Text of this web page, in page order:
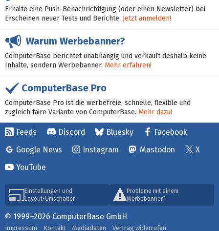
Erhalte eine Push-Benachrichtigung (oder einen Newsletter) bei
Erscheinen neuer Tests und Berichte: Jetzt anmelden!
Warum Werbebanner?
ComputerBase berichtet unabhängig und verkauft deshalb keine
Inhalte, sondern Werbebanner. Mehr erfahren!
ComputerBase Pro
ComputerBase Pro ist die werbefreie, schnelle, flexible und
zugleich faire Variante von ComputerBase. Mehr dazu!
Feeds Discord Bluesky
Facebook
Google News
Instagram Mastodon
X
YouTube
Einstellungen und
Layout-Umschalter
Probleme mit einem
Werbebanner?
© 1999–2026 ComputerBase GmbH
Impressum Kontakt Mediadaten Vertrag widerrufen